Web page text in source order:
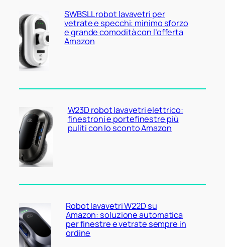
SWBSLL robot lavavetri per
vetrate e specchi: minimo sforzo
e grande comodità con l’offerta
Amazon
W23D robot lavavetri elettrico:
finestroni e portefinestre più
puliti con lo sconto Amazon
Robot lavavetri W22D su
Amazon: soluzione automatica
per finestre e vetrate sempre in
ordine